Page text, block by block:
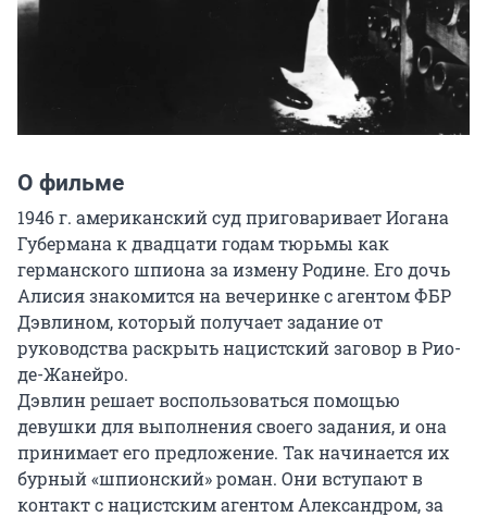
О фильме
1946 г. американский суд приговаривает Иогана
Губермана к двадцати годам тюрьмы как
германского шпиона за измену Родине. Его дочь
Алисия знакомится на вечеринке с агентом ФБР
Дэвлином, который получает задание от
руководства раскрыть нацистский заговор в Рио-
де-Жанейро.
Дэвлин решает воспользоваться помощью
девушки для выполнения своего задания, и она
принимает его предложение. Так начинается их
бурный «шпионский» роман. Они вступают в
контакт с нацистским агентом Александром, за